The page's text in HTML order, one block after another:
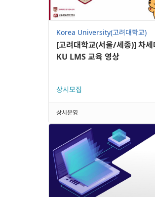
Korea University(고려대학교)
[고려대학교(서울/세종)] 차세
KU LMS 교육 영상
상시모집
상시운영